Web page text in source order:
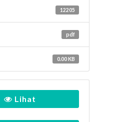
12205
pdf
0.00 KB
Lihat